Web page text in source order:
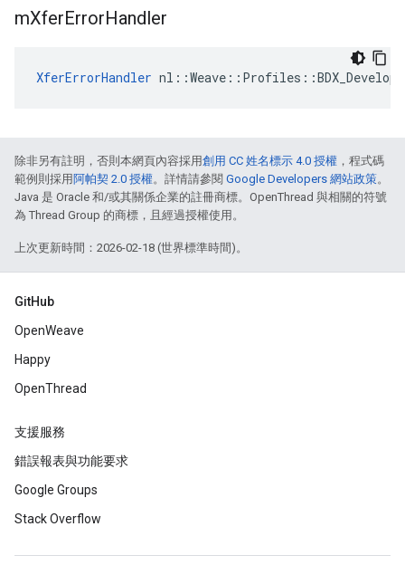
mXferErrorHandler
XferErrorHandler
除非另有註明，否則本網頁內容採用創用 CC 姓名標示 4.0 授權 ，程式碼
範例則採用 阿帕契 2.0 授權。詳情請參閱 Google Developers 網站政策。
Java 是 Oracle 和/或其關係企業的註冊商標。OpenThread 與相關的符號
為 Thread Group 的商標，且經過授權使用。
上次更新時間：2026-02-18 (世界標準時間)。
GitHub
OpenWeave
Happy
OpenThread
支援服務
錯誤報表與功能要求
Google Groups
Stack Overflow